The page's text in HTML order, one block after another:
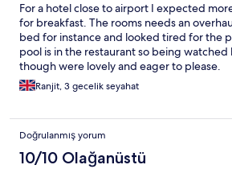
For a hotel close to airport I expected
for breakfast. The rooms needs an
bed for instance and looked tired for the
pool is in the restaurant so being
though were lovely and eager to please.
Ranjit, 3 gecelik seyahat
Doğrulanmış yorum
10/10 Olağanüstü